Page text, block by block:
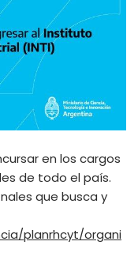
en los cargos
de todo el país.
que busca y
planrhcyt/organi